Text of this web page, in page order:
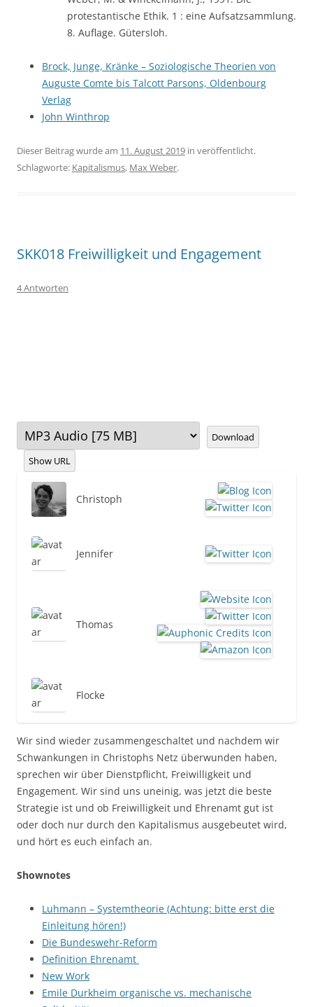
protestantische Ethik. 1 : eine Aufsatzsammlung.
8. Auflage. Gütersloh.
Brock, Junge, Kränke – Soziologische Theorien von
Auguste Comte bis Talcott Parsons, Oldenbourg
Verlag
John Winthrop
Dieser Beitrag wurde am 11. August 2019 in veröffentlicht.
Schlagworte: Kapitalismus, Max Weber.
SKK018 Freiwilligkeit und Engagement
4 Antworten
Download
Show URL
Christoph
Jennifer
Thomas
Flocke
Wir sind wieder zusammengeschaltet und nachdem wir
Schwankungen in Christophs Netz überwunden haben,
sprechen wir über Dienstpflicht, Freiwilligkeit und
Engagement. Wir sind uns uneinig, was jetzt die beste
Strategie ist und ob Freiwilligkeit und Ehrenamt gut ist
oder doch nur durch den Kapitalismus ausgebeutet wird,
und hört es euch einfach an.
Shownotes
Luhmann – Systemtheorie (Achtung: bitte erst die
Einleitung hören!)
Die Bundeswehr-Reform
Definition Ehrenamt
New Work
Emile Durkheim organische vs. mechanische